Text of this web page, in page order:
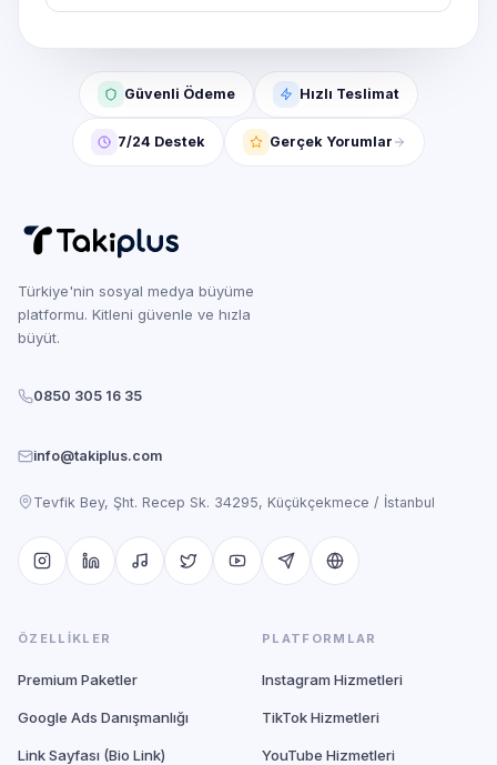
Güvenli Ödeme Hızlı Teslimat
7/24 Destek Gerçek Yorumlar
Türkiye'nin sosyal medya büyüme
platformu. Kitleni güvenle ve hızla
büyüt.
0850 305 16 35
info@takiplus.com
Tevfik Bey, Şht. Recep Sk. 34295, Küçükçekmece / İstanbul
ÖZELLIKLER
Premium Paketler
Google Ads Danışmanlığı
Link Sayfası (Bio Link)
PLATFORMLAR
Instagram Hizmetleri
TikTok Hizmetleri
YouTube Hizmetleri